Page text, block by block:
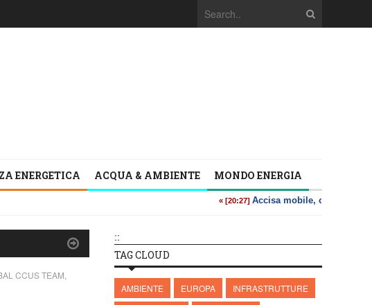
ENERGETICA ACQUA & AMBIENTE MONDO ENERGIA
::
CCUS TEAM,
TAG CLOUD
AMBIENTE EUROPA
INFRASTRUTTURE